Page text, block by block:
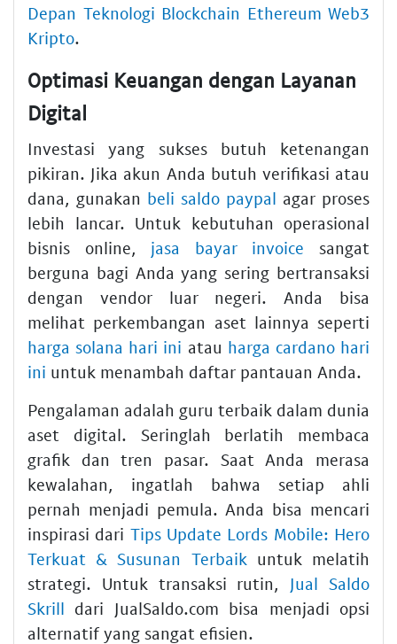
Depan Teknologi Blockchain Ethereum Web3
Kripto.
Optimasi Keuangan dengan Layanan
Digital
Investasi yang sukses butuh ketenangan
pikiran. Jika akun Anda butuh verifikasi atau
dana, gunakan beli saldo paypal agar proses
lebih lancar. Untuk kebutuhan operasional
bisnis online, jasa bayar invoice sangat
berguna bagi Anda yang sering bertransaksi
dengan vendor luar negeri. Anda bisa
melihat perkembangan aset lainnya seperti
harga solana hari ini atau harga cardano hari
ini untuk menambah daftar pantauan Anda.
Pengalaman adalah guru terbaik dalam dunia
aset digital. Seringlah berlatih membaca
grafik dan tren pasar. Saat Anda merasa
kewalahan, ingatlah bahwa setiap ahli
pernah menjadi pemula. Anda bisa mencari
inspirasi dari Tips Update Lords Mobile: Hero
Terkuat & Susunan Terbaikuntuk melatih
strategi. Untuk transaksi rutin, Jual Saldo
Skrill dari JualSaldo.com bisa menjadi opsi
alternatif yang sangat efisien.